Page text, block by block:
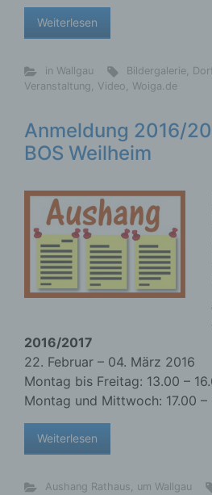
Weiterlesen
in Wallgau Bildergalerie,
Veranstaltung, Video, Woiga.de
Anmeldung 2016/
BOS Weilheim
2016/2017
22. Februar – 04. März 2016
Montag bis Freitag: 13.00 –
Montag und Mittwoch: 17.00 –
Weiterlesen
Aushang Rathaus, um Wallgau